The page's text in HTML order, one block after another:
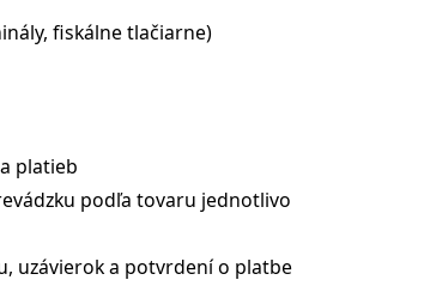
fiskálne tlačiarne)
platieb
podľa tovaru jednotlivo
uzávierok a potvrdení o platbe